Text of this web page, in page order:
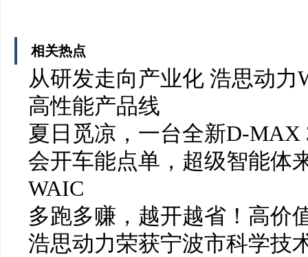
相关热点
从研发走向产业化 浩思动力
高性能产品线
夏日觅凉，一台全新D-MAX
会开车能点单，超级智能体
WAIC
多跑多赚，越开越省！高价
浩思动力荣获宁波市科学技